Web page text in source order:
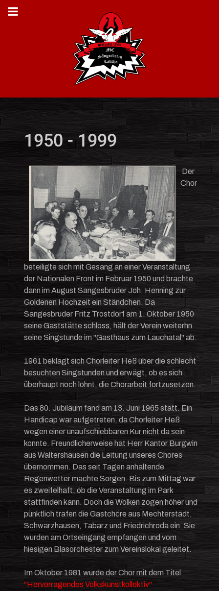
1950 - 1999
Der
Chor
beteiligte sich mit Gesang an einer Veranstaltung
der Nationalen Front im Februar 1950 und brachte
dann im August Sangesbruder Joh. Henning zur
Goldenen Hochzeit ein Ständchen. Da
Sangesbruder Fritz Trostdorf am 1. Oktober 1950
seine Gaststätte schloss, hält der Verein weiterhn
seine Singstunde im "Gasthaus zum Lauchatal" ab.
1961 beklagt sich Chorleiter Heß über die schlecht
besuchten Singstunden und erwägt, ob es sich
überhaupt noch lohnt, die Chorarbeit fortzusetzen.
Das 80. Jubiläum fand am 13. Juni 1965 statt. Ein
Handicap war aufgetreten, da Chorleiter Heß
wegen einer unaufschiebbaren Kur nicht da sein
konnte. Freundlicherweise hat Herr Kantor Burgwin
aus Waltershausen die Leitung unseres Chores
übernommen. Das seit Tagen anhaltende
Regenwetter machte Sorgen. Bis zum Mittag war
es zweifelhaft, ob die Veranstaltung im Park
stattfinden kann. Doch die Wolken zogen höher und
pünktlich trafen die Gastchöre aus Mechterstädt,
Schwarzhausen, Tabarz und Friedrichroda ein. Sie
wurden am Ortseingang empfangen und vom
hiesigen Blasorchester zum Vereinslokal geleitet.
Im Oktober 1981 wurde der Chor mit dem Titel
"Hervorragendes Volkskunstkollektiv"